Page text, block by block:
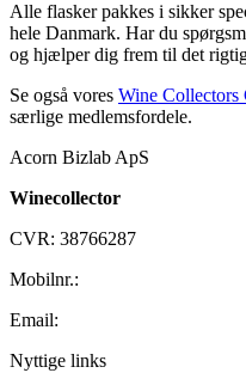
Alle flasker pakkes i sikker
hele Danmark. Har du
og hjælper dig frem til det
Se også vores Wine Collectors
særlige medlemsfordele.
Acorn Bizlab ApS
Winecollector
CVR: 38766287
Mobilnr.:
Email:
Nyttige links